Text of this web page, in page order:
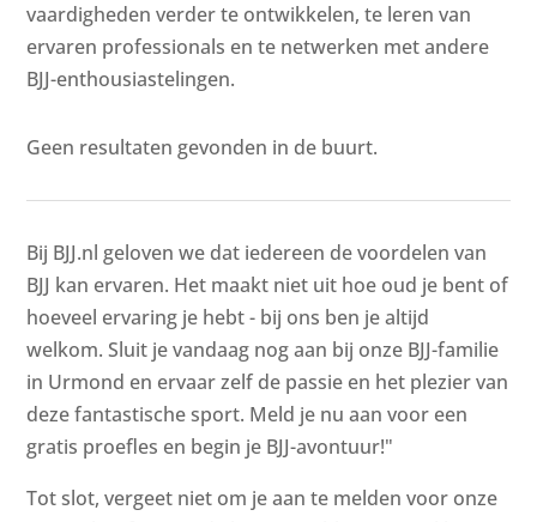
vaardigheden verder te ontwikkelen, te leren van
ervaren professionals en te netwerken met andere
BJJ-enthousiastelingen.
Geen resultaten gevonden in de buurt.
Bij BJJ.nl geloven we dat iedereen de voordelen van
BJJ kan ervaren. Het maakt niet uit hoe oud je bent of
hoeveel ervaring je hebt - bij ons ben je altijd
welkom. Sluit je vandaag nog aan bij onze BJJ-familie
in Urmond en ervaar zelf de passie en het plezier van
deze fantastische sport. Meld je nu aan voor een
gratis proefles en begin je BJJ-avontuur!"
Tot slot, vergeet niet om je aan te melden voor onze